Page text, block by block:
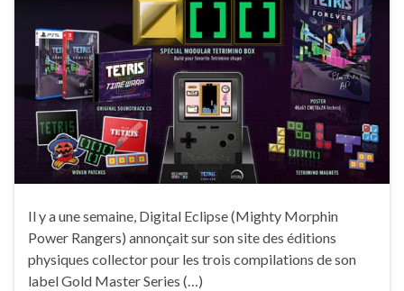
Il y a une semaine, Digital Eclipse (Mighty Morphin
Power Rangers) annonçait sur son site des éditions
physiques collector pour les trois compilations de son
label Gold Master Series (…)